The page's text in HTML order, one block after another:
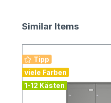
Produktgalerie überspringen
Similar Items
Tipp
viele Farben
1-12 Kästen